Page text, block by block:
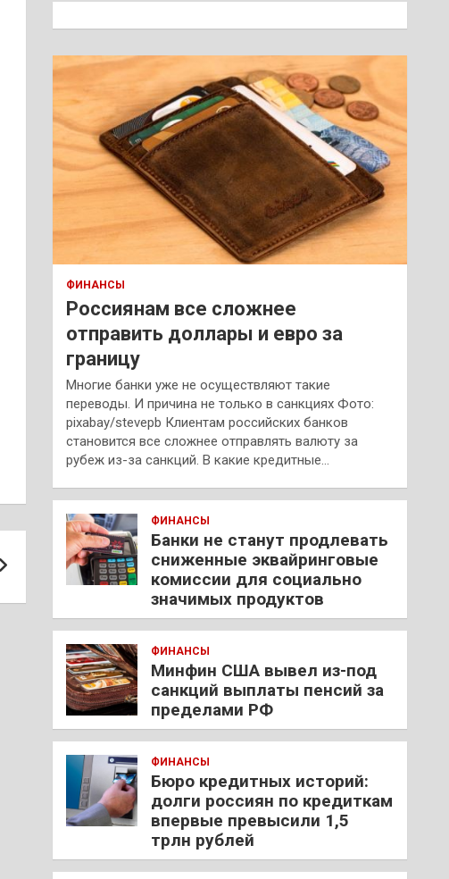
к
ФИНАНСЫ
Россиянам все сложнее
отправить доллары и евро за
границу
Многие банки уже не осуществляют такие
переводы. И причина не только в санкциях Фото:
pixabay/stevepb Клиентам российских банков
становится все сложнее отправлять валюту за
рубеж из-за санкций. В какие кредитные…
ФИНАНСЫ
Банки не станут продлевать
сниженные эквайринговые
комиссии для социально
значимых продуктов
ФИНАНСЫ
Минфин США вывел из-под
санкций выплаты пенсий за
пределами РФ
ФИНАНСЫ
Бюро кредитных историй:
долги россиян по кредиткам
впервые превысили 1,5
трлн рублей